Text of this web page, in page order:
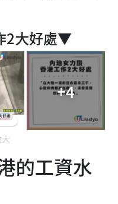
2大好處▼
+4
的工資水